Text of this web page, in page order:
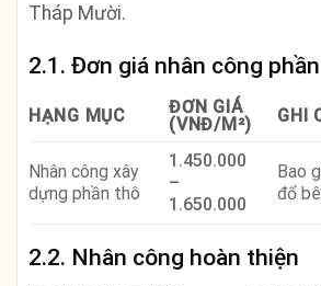
Tháp Mười.
2.1. Đơn giá nhân công
HẠNG MỤC
ĐƠN GIÁ
(VNĐ/M²)
GHI
Nhân công xây
dựng phần thô
1.450.000
–
1.650.000
Bao
đổ
2.2. Nhân công hoàn thiện